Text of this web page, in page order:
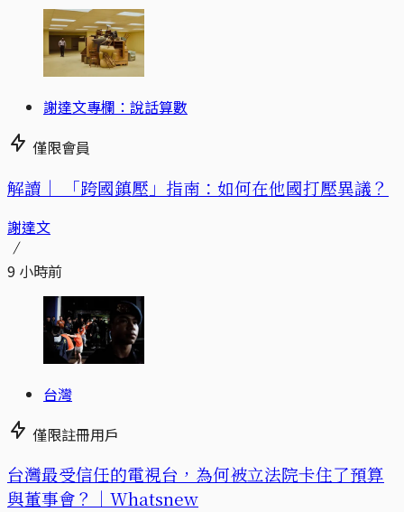
謝達文專欄：說話算數
僅限會員
解讀｜ 「跨國鎮壓」指南：如何在他國打壓異議？
謝達文
9 小時前
台灣
僅限註冊用戶
台灣最受信任的電視台，為何被立法院卡住了預算
與董事會？｜Whatsnew